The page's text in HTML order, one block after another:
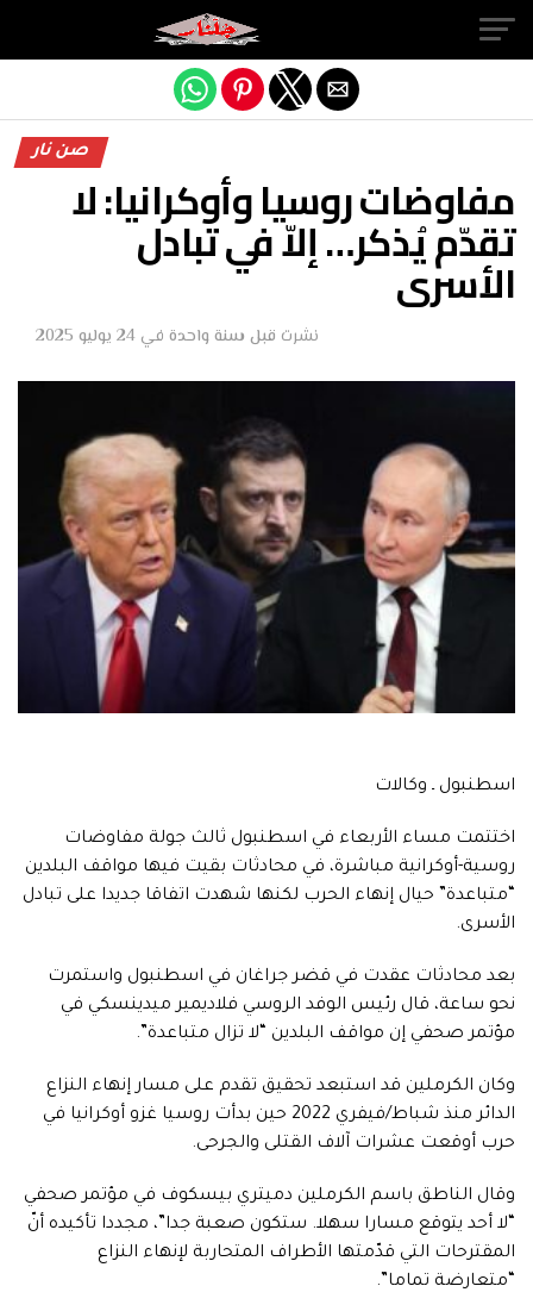
صن نار
مفاوضات روسيا وأوكرانيا: لا
تقدّم يُذكر… إلاّ في تبادل
الأسرى
نشرت قبل سنة واحدة في 24 يوليو 2025
اسطنبول ـ وكالات
اختتمت مساء الأربعاء في اسطنبول ثالث جولة مفاوضات
روسية-أوكرانية مباشرة، في محادثات بقيت فيها مواقف البلدين
“متباعدة” حيال إنهاء الحرب لكنها شهدت اتفاقا جديدا على تبادل
الأسرى.
بعد محادثات عقدت في قضر جراغان في اسطنبول واستمرت
نحو ساعة، قال رئيس الوفد الروسي فلاديمير ميدينسكي في
مؤتمر صحفي إن مواقف البلدين “لا تزال متباعدة”.
وكان الكرملين قد استبعد تحقيق تقدم على مسار إنهاء النزاع
الدائر منذ شباط/فيفري 2022 حين بدأت روسيا غزو أوكرانيا في
حرب أوقعت عشرات آلاف القتلى والجرحى.
وقال الناطق باسم الكرملين دميتري بيسكوف في مؤتمر صحفي
“لا أحد يتوقع مسارا سهلا. ستكون صعبة جدا”، مجددا تأكيده أنّ
المقترحات التي قدّمتها الأطراف المتحاربة لإنهاء النزاع
“متعارضة تماما”.
Exit mobile version